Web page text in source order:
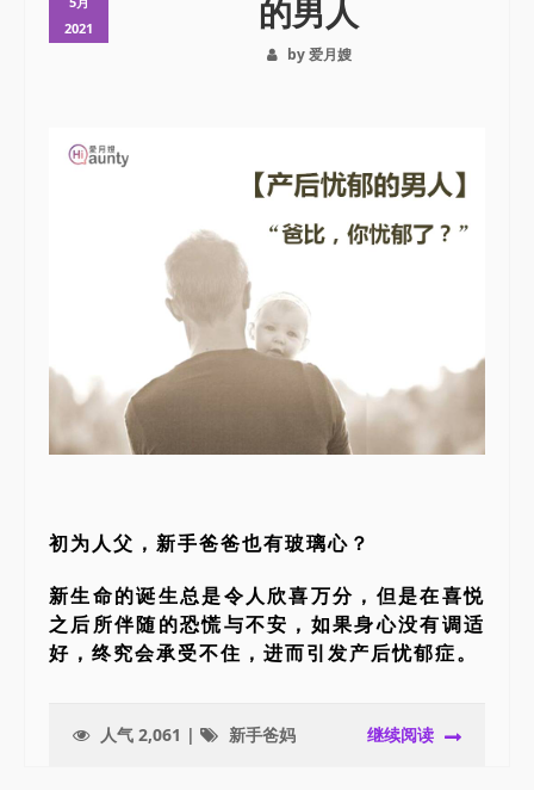
2021
的男人
by 爱月嫂
初为人父，新手爸爸也有玻璃心？
新生命的诞生总是令人欣喜万分，但是在喜悦
之后所伴随的恐慌与不安，如果身心没有调适
好，终究会承受不住，进而引发产后忧郁症。
人气 2,061 | 新手爸妈 继续阅读